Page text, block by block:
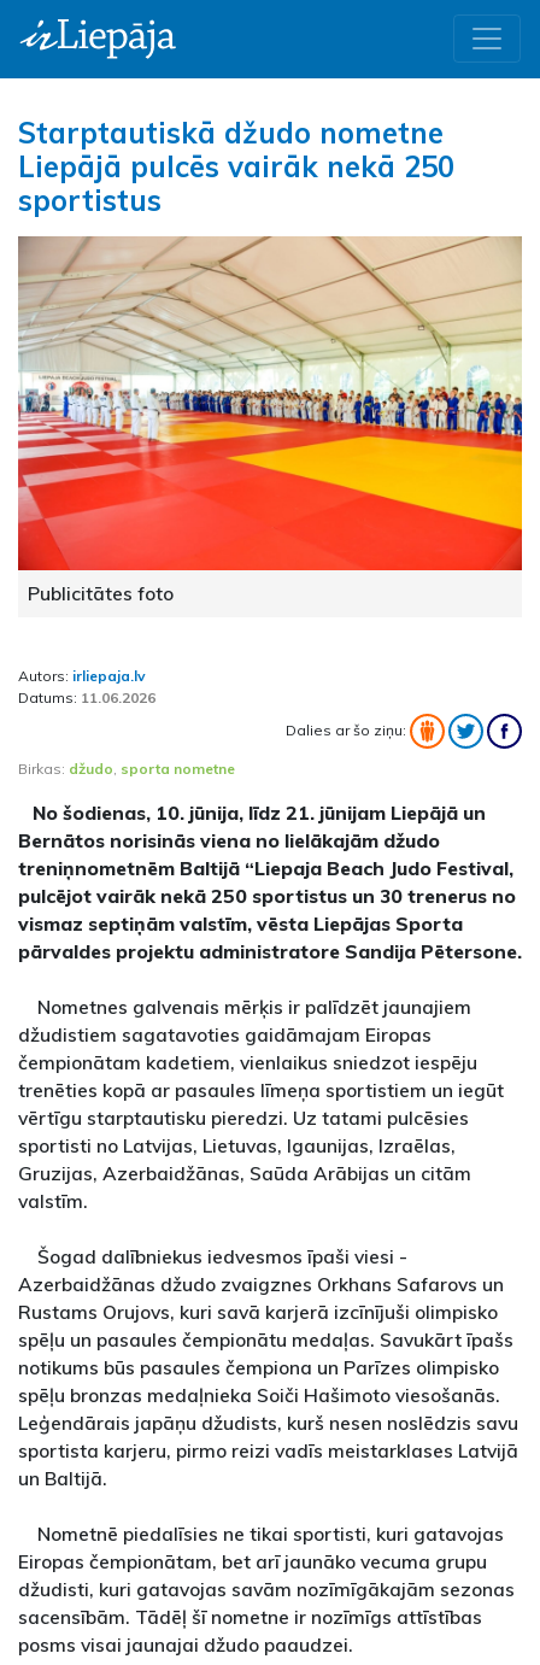
Starptautiskā džudo nometne
Liepājā pulcēs vairāk nekā 250
sportistus
Publicitātes foto
Autors: irliepaja.lv
Datums: 11.06.2026
Dalies ar šo ziņu:
Birkas: džudo, sporta nometne
No šodienas, 10. jūnija, līdz 21. jūnijam Liepājā un
Bernātos norisinās viena no lielākajām džudo
treniņnometnēm Baltijā “Liepaja Beach Judo Festival,
pulcējot vairāk nekā 250 sportistus un 30 trenerus no
vismaz septiņām valstīm, vēsta Liepājas Sporta
pārvaldes projektu administratore Sandija Pētersone.
Nometnes galvenais mērķis ir palīdzēt jaunajiem
džudistiem sagatavoties gaidāmajam Eiropas
čempionātam kadetiem, vienlaikus sniedzot iespēju
trenēties kopā ar pasaules līmeņa sportistiem un iegūt
vērtīgu starptautisku pieredzi. Uz tatami pulcēsies
sportisti no Latvijas, Lietuvas, Igaunijas, Izraēlas,
Gruzijas, Azerbaidžānas, Saūda Arābijas un citām
valstīm.
Šogad dalībniekus iedvesmos īpaši viesi -
Azerbaidžānas džudo zvaigznes Orkhans Safarovs un
Rustams Orujovs, kuri savā karjerā izcīnījuši olimpisko
spēļu un pasaules čempionātu medaļas. Savukārt īpašs
notikums būs pasaules čempiona un Parīzes olimpisko
spēļu bronzas medaļnieka Soiči Hašimoto viesošanās.
Leģendārais japāņu džudists, kurš nesen noslēdzis savu
sportista karjeru, pirmo reizi vadīs meistarklases Latvijā
un Baltijā.
Nometnē piedalīsies ne tikai sportisti, kuri gatavojas
Eiropas čempionātam, bet arī jaunāko vecuma grupu
džudisti, kuri gatavojas savām nozīmīgākajām sezonas
sacensībām. Tādēļ šī nometne ir nozīmīgs attīstības
posms visai jaunajai džudo paaudzei.